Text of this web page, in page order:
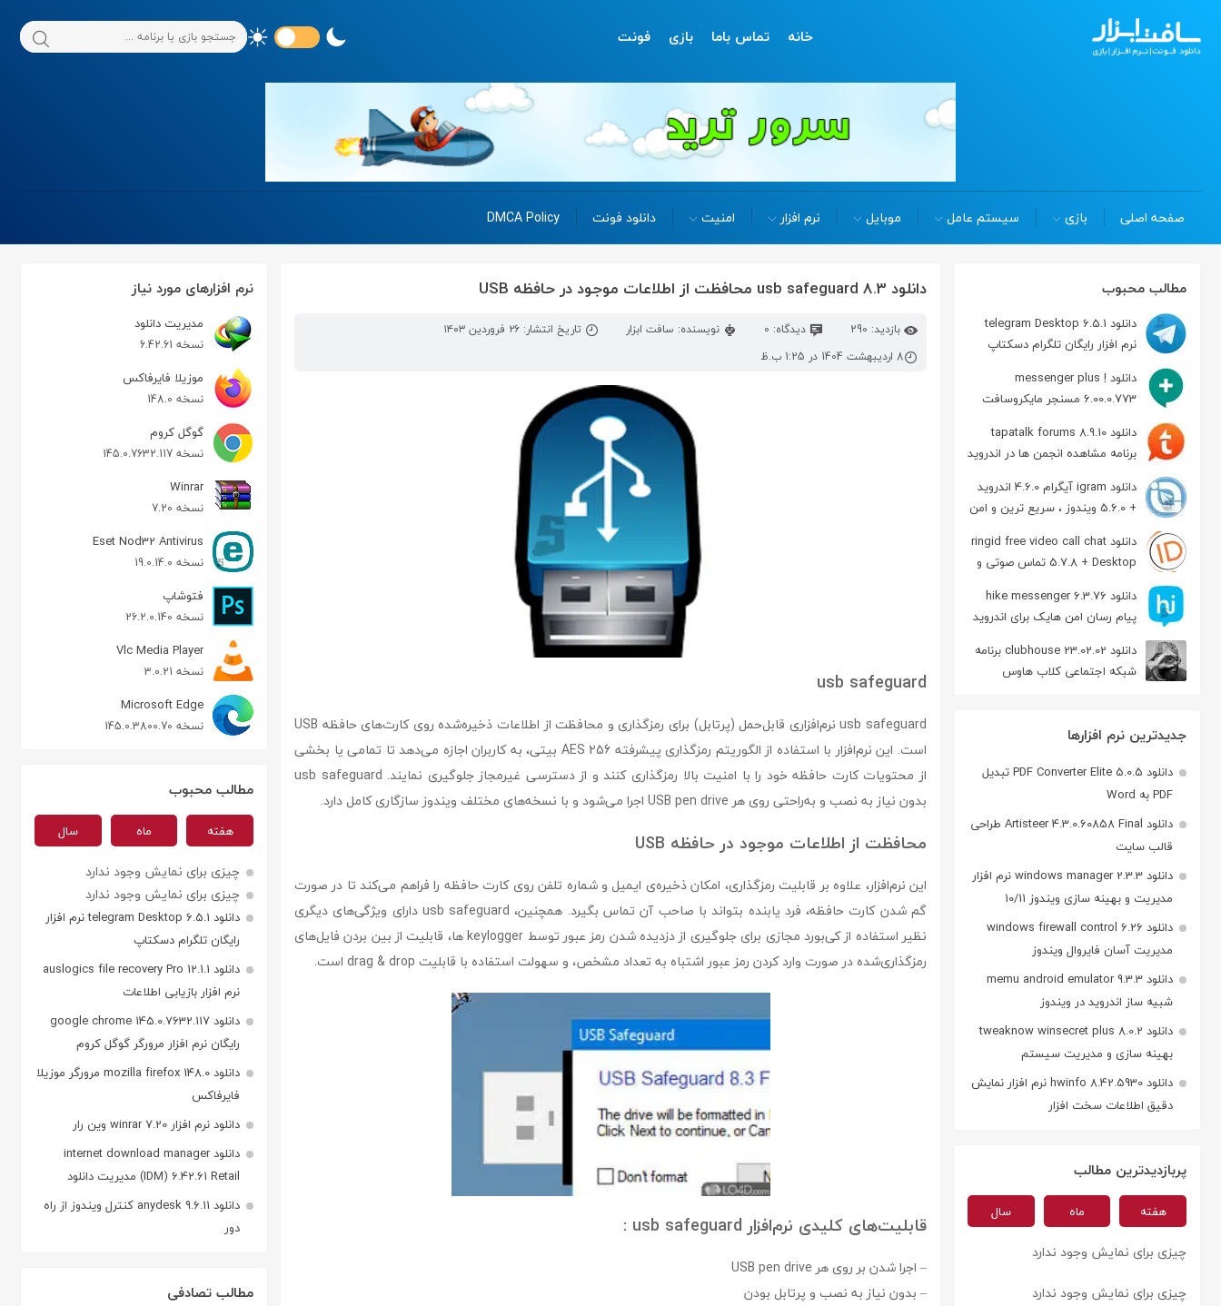
خانه تماس باما بازی فونت
صفحه اصلی بازی سیستم عامل موبایل نرم افزار امنیت دانلود فونت DMCA Policy
مطالب محبوب
دانلود telegram Desktop 6.5.1
نرم افزار رایگان تلگرام دسکتاپ
دانلود messenger plus !
6.00.0.773 مسنجر مایکروسافت
دانلود tapatalk forums 8.9.10
برنامه مشاهده انجمن ها در اندروید
دانلود igram آیگرام 4.6.0 اندروید
+ 5.6.0 ویندوز ، سریع ترین و امن
ترین نسخه تلگرام
دانلود ringid free video call chat
5.7.8 + Desktop تماس صوتی و
تصویری در اندروید
دانلود hike messenger 6.3.76
پیام‌ رسان‌ امن هایک برای اندروید
دانلود clubhouse 23.02.02 برنامه
شبکه اجتماعی کلاب هاوس
جدیدترین نرم افزارها
دانلود PDF Converter Elite 5.0.5 تبدیل
PDF به Word
دانلود Artisteer 4.3.0.60858 Final طراحی
قالب سایت
دانلود windows manager 2.3.3 نرم افزار
مدیریت و بهینه سازی ویندوز 10/11
دانلود windows firewall control 6.26
مدیریت آسان فایروال ویندوز
دانلود memu android emulator 9.3.3
شبیه ساز اندروید در ویندوز
دانلود tweaknow winsecret plus 8.0.2
بهینه سازی و مدیریت سیستم
دانلود hwinfo 8.42.5930 نرم افزار نمایش
دقیق اطلاعات سخت افزار
پربازدیدترین مطالب
هفته ماه سال
چیزی برای نمایش وجود ندارد
چیزی برای نمایش وجود ندارد
دانلود usb safeguard 8.3 محافظت از اطلاعات موجود در حافظه USB
بازدید: 290 دیدگاه: 0 نویسنده: سافت ابزار
تاریخ انتشار: ۲۶ فروردین ۱۴۰۳
8 اردیبهشت 1404 در 1:25 ب.ظ
usb safeguard
usb safeguard نرم‌افزاری قابل‌حمل (پرتابل) برای رمزگذاری و محافظت از اطلاعات ذخیره‌شده روی کارت‌های حافظه USB
است. این نرم‌افزار با استفاده از الگوریتم رمزگذاری پیشرفته AES 256 بیتی، به کاربران اجازه می‌دهد تا تمامی یا بخشی
از محتویات کارت حافظه خود را با امنیت بالا رمزگذاری کنند و از دسترسی غیرمجاز جلوگیری نمایند. usb safeguard
بدون نیاز به نصب و به‌راحتی روی هر USB pen drive اجرا می‌شود و با نسخه‌های مختلف ویندوز سازگاری کامل دارد.
محافظت از اطلاعات موجود در حافظه USB
این نرم‌افزار، علاوه بر قابلیت رمزگذاری، امکان ذخیره‌ی ایمیل و شماره تلفن روی کارت حافظه را فراهم می‌کند تا در صورت
گم شدن کارت حافظه، فرد یابنده بتواند با صاحب آن تماس بگیرد. همچنین، usb safeguard دارای ویژگی‌های دیگری
نظیر استفاده از کی‌بورد مجازی برای جلوگیری از دزدیده شدن رمز عبور توسط keylogger ها، قابلیت از بین بردن فایل‌های
رمزگذاری‌شده در صورت وارد کردن رمز عبور اشتباه به تعداد مشخص، و سهولت استفاده با قابلیت drag & drop است.
قابلیت‌های کلیدی نرم‌افزار usb safeguard :
– اجرا شدن بر روی هر USB pen drive
– بدون نیاز به نصب و پرتابل بودن
نرم افزارهای مورد نیاز
مدیریت دانلود
نسخه 6.42.61
موزیلا فایرفاکس
نسخه 148.0
گوگل کروم
نسخه 145.0.7632.117
Winrar
نسخه 7.20
Eset Nod32 Antivirus
نسخه 19.0.14.0
فتوشاپ
نسخه 26.2.0.140
Vlc Media Player
نسخه 3.0.21
Microsoft Edge
نسخه 145.0.3800.70
مطالب محبوب
هفته ماه سال
چیزی برای نمایش وجود ندارد
چیزی برای نمایش وجود ندارد
دانلود telegram Desktop 6.5.1 نرم افزار
رایگان تلگرام دسکتاپ
دانلود auslogics file recovery Pro 12.1.1
نرم افزار بازیابی اطلاعات
دانلود google chrome 145.0.7632.117
رایگان نرم افزار مرورگر گوگل کروم
دانلود mozilla firefox 148.0 مرورگر موزیلا
فایرفاکس
دانلود نرم افزار winrar 7.20 وین رار
دانلود internet download manager
(IDM) 6.42.61 Retail مدیریت دانلود
دانلود anydesk 9.6.11 کنترل ویندوز از راه
دور
مطالب تصادفی